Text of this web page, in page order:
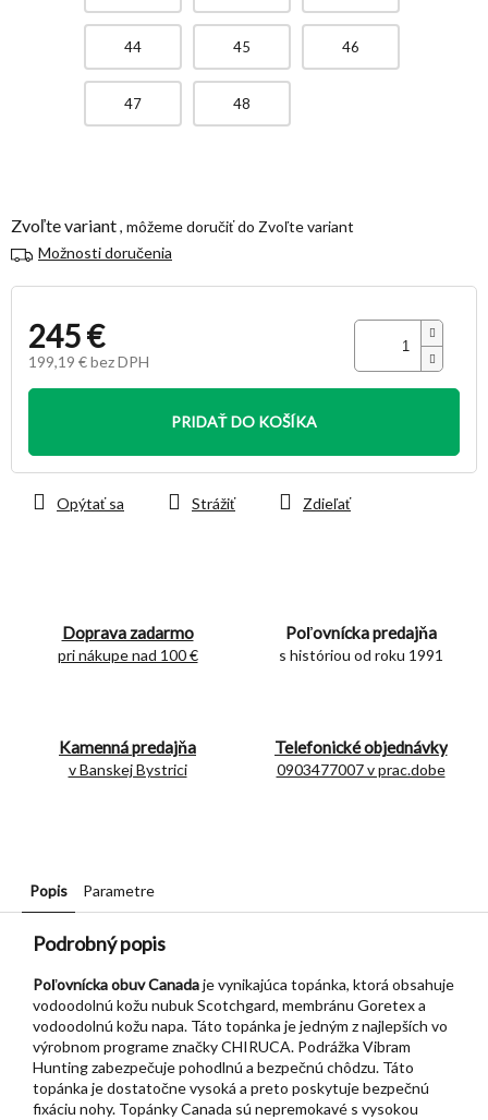
44 45 46
47 48
Zvoľte variant
Zvoľte variant
Možnosti doručenia
245 €
199,19 € bez DPH
Jednotková
PRIDAŤ DO KOŠÍKA
Doprava zadarmo
pri nákupe nad 100 €
Poľovnícka predajňa
s históriou od roku 1991
Kamenná predajňa
v Banskej Bystrici
Telefonické objednávky
0903477007 v prac.dobe
Opýtať sa Strážiť Zdieľať
Popis Parametre
Podrobný popis
Poľovnícka obuv Canadaje vynikajúca topánka, ktorá obsahuje
vodoodolnú kožu nubuk Scotchgard, membránu Goretex a
vodoodolnú kožu napa. Táto topánka je jedným z najlepších vo
výrobnom programe značky CHIRUCA. Podrážka Vibram
Hunting zabezpečuje pohodlnú a bezpečnú chôdzu. Táto
topánka je dostatočne vysoká a preto poskytuje bezpečnú
fixáciu nohy. Topánky Canada sú nepremokavé s vysokou